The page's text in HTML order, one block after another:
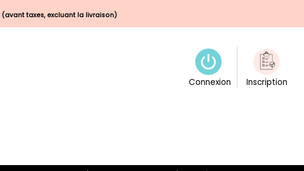
(avant taxes, excluant la livraison)
Connexion Inscription